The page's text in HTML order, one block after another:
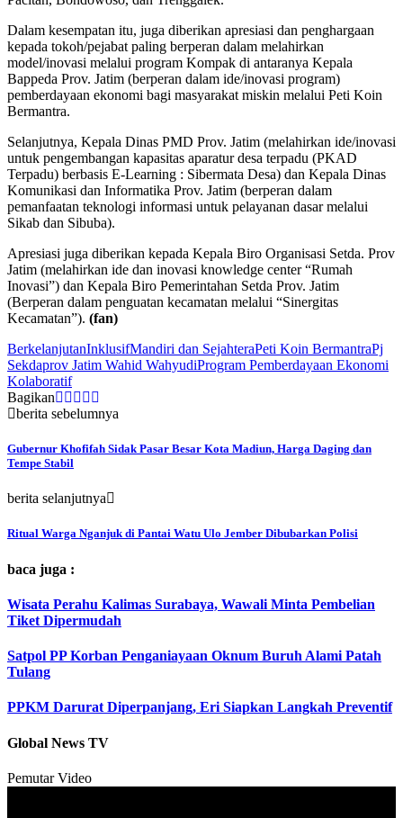
Dalam kesempatan itu, juga diberikan apresiasi dan penghargaan
kepada tokoh/pejabat paling berperan dalam melahirkan
model/inovasi melalui program Kompak di antaranya Kepala
Bappeda Prov. Jatim (berperan dalam ide/inovasi program)
pemberdayaan ekonomi bagi masyarakat miskin melalui Peti Koin
Bermantra.
Selanjutnya, Kepala Dinas PMD Prov. Jatim (melahirkan ide/inovasi
untuk pengembangan kapasitas aparatur desa terpadu (PKAD
Terpadu) berbasis E-Learning : Sibermata Desa) dan Kepala Dinas
Komunikasi dan Informatika Prov. Jatim (berperan dalam
pemanfaatan teknologi informasi untuk pelayanan dasar melalui
Sikab dan Sibuba).
Apresiasi juga diberikan kepada Kepala Biro Organisasi Setda. Prov
Jatim (melahirkan ide dan inovasi knowledge center “Rumah
Inovasi”) dan Kepala Biro Pemerintahan Setda Prov. Jatim
(Berperan dalam penguatan kecamatan melalui “Sinergitas
Kecamatan”). (fan)
BerkelanjutanInklusifMandiri dan SejahteraPeti Koin BermantraPj
Sekdaprov Jatim Wahid WahyudiProgram Pemberdayaan Ekonomi
Kolaboratif
Bagikan
berita sebelumnya
Gubernur Khofifah Sidak Pasar Besar Kota Madiun, Harga Daging dan
Tempe Stabil
berita selanjutnya
Ritual Warga Nganjuk di Pantai Watu Ulo Jember Dibubarkan Polisi
baca juga :
Wisata Perahu Kalimas Surabaya, Wawali Minta Pembelian
Tiket Dipermudah
Satpol PP Korban Penganiayaan Oknum Buruh Alami Patah
Tulang
PPKM Darurat Diperpanjang, Eri Siapkan Langkah Preventif
Global News TV
Pemutar Video